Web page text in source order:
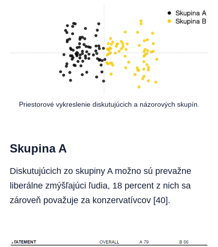
Priestorové vykreslenie diskutujúcich a názorových skupín.
Skupina A
Diskutujúcich zo skupiny A možno sú prevažne
liberálne zmýšľajúci ľudia, 18 percent z nich sa
zároveň považuje za konzervatívcov [40].